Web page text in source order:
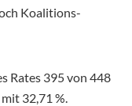
Koalitions-
Rates 395 von 448
32,71 %.